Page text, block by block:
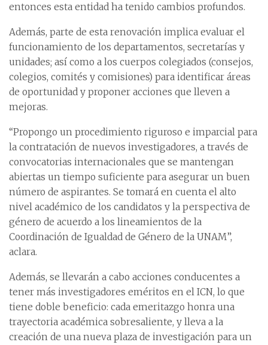
entonces esta entidad ha tenido cambios profundos.
Además, parte de esta renovación implica evaluar el
funcionamiento de los departamentos, secretarías y
unidades; así como a los cuerpos colegiados (consejos,
colegios, comités y comisiones) para identificar áreas
de oportunidad y proponer acciones que lleven a
mejoras.
“Propongo un procedimiento riguroso e imparcial para
la contratación de nuevos investigadores, a través de
convocatorias internacionales que se mantengan
abiertas un tiempo suficiente para asegurar un buen
número de aspirantes. Se tomará en cuenta el alto
nivel académico de los candidatos y la perspectiva de
género de acuerdo a los lineamientos de la
Coordinación de Igualdad de Género de la UNAM”,
aclara.
Además, se llevarán a cabo acciones conducentes a
tener más investigadores eméritos en el ICN, lo que
tiene doble beneficio: cada emeritazgo honra una
trayectoria académica sobresaliente, y lleva a la
creación de una nueva plaza de investigación para un